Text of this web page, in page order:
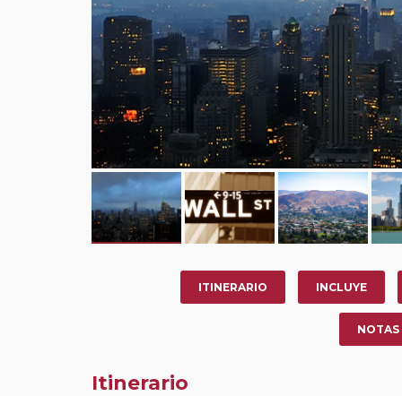
ITINERARIO INCLUYE
Itinerario